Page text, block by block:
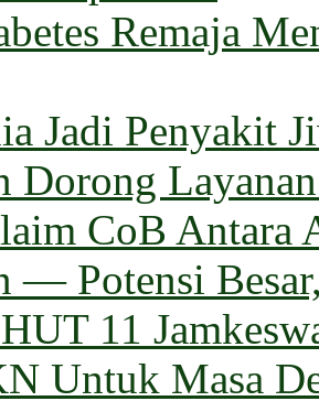
Remaja
Jadi Penyakit
Dorong
CoB Antara
— Potensi
11
Untuk Masa